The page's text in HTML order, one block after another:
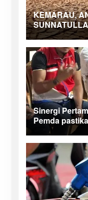
KEMARAU,
MUHASABAH
Sinergi
Pemda
Teluk Bintuni